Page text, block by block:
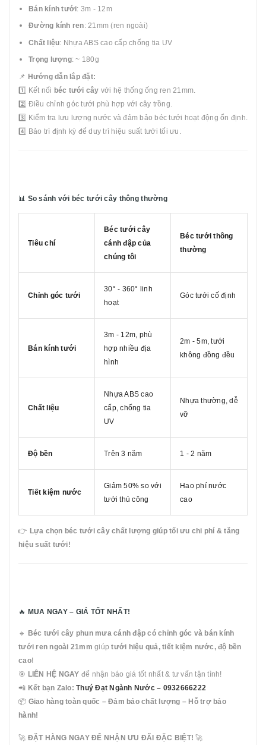
Bán kính tưới: 3m - 12m
Đường kính ren: 21mm (ren ngoài)
Chất liệu: Nhựa ABS cao cấp chống tia UV
Trọng lượng: ~ 180g
📌 Hướng dẫn lắp đặt:
1️⃣ Kết nối béc tưới cây với hệ thống ống ren 21mm.
2️⃣ Điều chỉnh góc tưới phù hợp với cây trồng.
3️⃣ Kiểm tra lưu lượng nước và đảm bảo béc tưới hoạt động ổn định.
4️⃣ Bảo trì định kỳ để duy trì hiệu suất tưới tối ưu.
📊 So sánh với béc tưới cây thông thường
Tiêu chí
Béc tưới cây
cánh đập của
chúng tôi
Béc tưới thông
thường
Chỉnh góc tưới
30° - 360° linh
hoạt
Góc tưới cố định
Bán kính tưới
3m - 12m, phù
hợp nhiều địa
hình
2m - 5m, tưới
không đồng đều
Chất liệu
Nhựa ABS cao
cấp, chống tia
UV
Nhựa thường, dễ
vỡ
Độ bền Trên 3 năm 1 - 2 năm
Tiết kiệm nước
Giảm 50% so với
tưới thủ công
Hao phí nước
cao
👉 Lựa chọn béc tưới cây chất lượng giúp tối ưu chi phí & tăng
hiệu suất tưới!
🔥 MUA NGAY – GIÁ TỐT NHẤT!
🔹 Béc tưới cây phun mưa cánh đập có chỉnh góc và bán kính
tưới ren ngoài 21mm giúptưới hiệu quả, tiết kiệm nước, độ bền
cao!
🎯 LIÊN HỆ NGAY để nhận báo giá tốt nhất & tư vấn tận tình!
📲 Kết bạn Zalo: Thuý Đạt Ngành Nước – 0932666222
📦 Giao hàng toàn quốc – Đảm bảo chất lượng – Hỗ trợ bảo
hành!
🚀 ĐẶT HÀNG NGAY ĐỂ NHẬN ƯU ĐÃI ĐẶC BIỆT! 🚀